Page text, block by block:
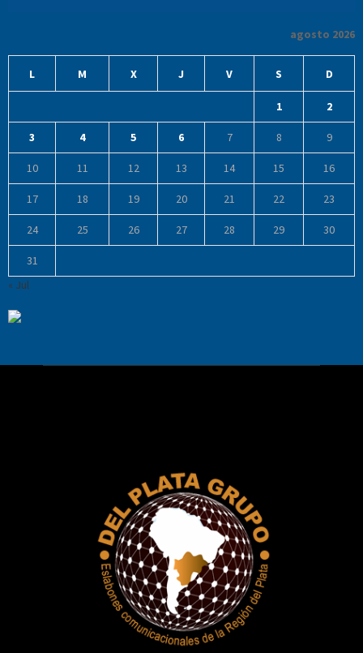
agosto 2026
L M X J V S D
1 2
3 4 5 6 7 8 9
10 11 12 13 14 15 16
17 18 19 20 21 22 23
24 25 26 27 28 29 30
31
« Jul